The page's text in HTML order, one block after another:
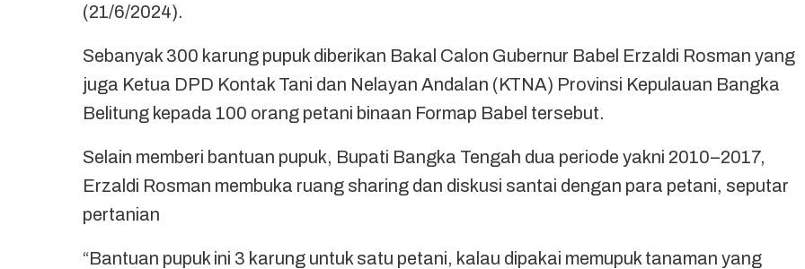
(21/6/2024).
Sebanyak 300 karung pupuk diberikan Bakal Calon Gubernur Babel Erzaldi Rosman yang
juga Ketua DPD Kontak Tani dan Nelayan Andalan (KTNA) Provinsi Kepulauan Bangka
Belitung kepada 100 orang petani binaan Formap Babel tersebut.
Selain memberi bantuan pupuk, Bupati Bangka Tengah dua periode yakni 2010–2017,
Erzaldi Rosman membuka ruang sharing dan diskusi santai dengan para petani, seputar
pertanian
“Bantuan pupuk ini 3 karung untuk satu petani, kalau dipakai memupuk tanaman yang